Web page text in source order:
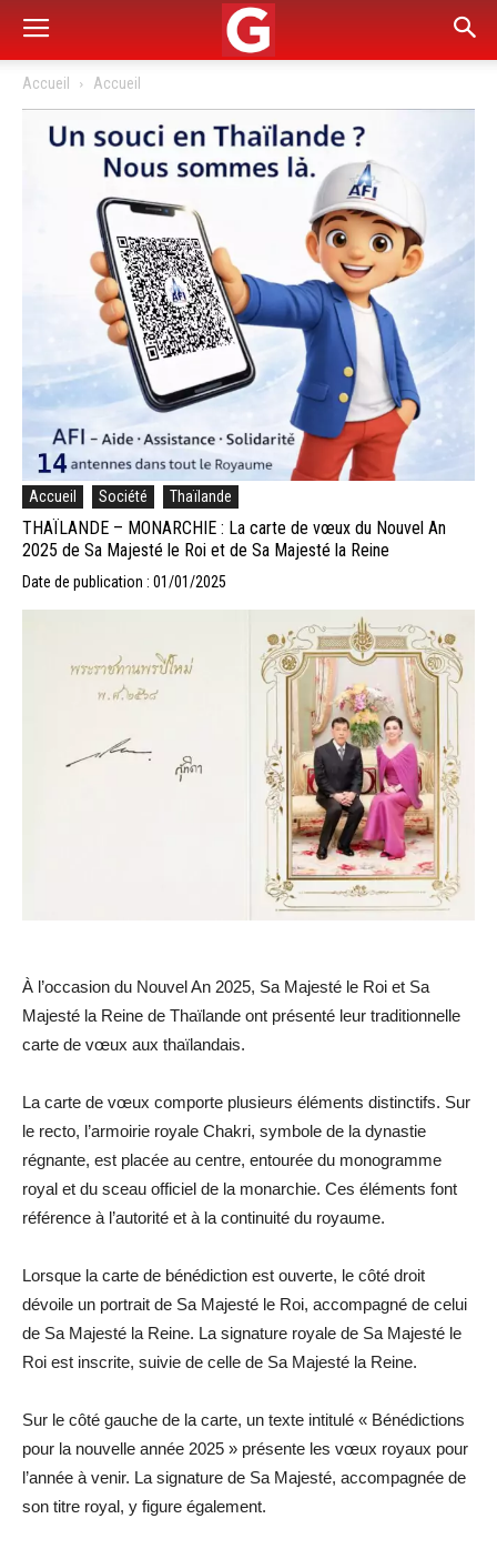
Accueil Accueil
Accueil Société Thaïlande
THAÏLANDE – MONARCHIE : La carte de vœux du Nouvel An
2025 de Sa Majesté le Roi et de Sa Majesté la Reine
Date de publication : 01/01/2025
À l’occasion du Nouvel An 2025, Sa Majesté le Roi et Sa
Majesté la Reine de Thaïlande ont présenté leur traditionnelle
carte de vœux aux thaïlandais.
La carte de vœux comporte plusieurs éléments distinctifs. Sur
le recto, l’armoirie royale Chakri, symbole de la dynastie
régnante, est placée au centre, entourée du monogramme
royal et du sceau officiel de la monarchie. Ces éléments font
référence à l’autorité et à la continuité du royaume.
Lorsque la carte de bénédiction est ouverte, le côté droit
dévoile un portrait de Sa Majesté le Roi, accompagné de celui
de Sa Majesté la Reine. La signature royale de Sa Majesté le
Roi est inscrite, suivie de celle de Sa Majesté la Reine.
Sur le côté gauche de la carte, un texte intitulé « Bénédictions
pour la nouvelle année 2025 » présente les vœux royaux pour
l’année à venir. La signature de Sa Majesté, accompagnée de
son titre royal, y figure également.